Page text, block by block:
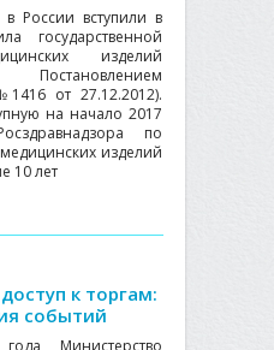
России вступили в
государственной
изделий
от 27.12.2012).
на начало 2017
по
изделий
10 лет
к торгам:
событий
Министерство